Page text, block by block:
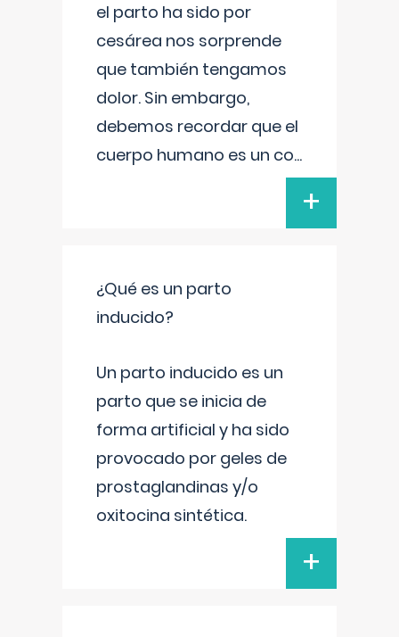
el parto ha sido por
cesárea nos sorprende
que también tengamos
dolor. Sin embargo,
debemos recordar que el
cuerpo humano es un co...
+
¿Qué es un parto
inducido?
Un parto inducido es un
parto que se inicia de
forma artificial y ha sido
provocado por geles de
prostaglandinas y/o
oxitocina sintética.
+